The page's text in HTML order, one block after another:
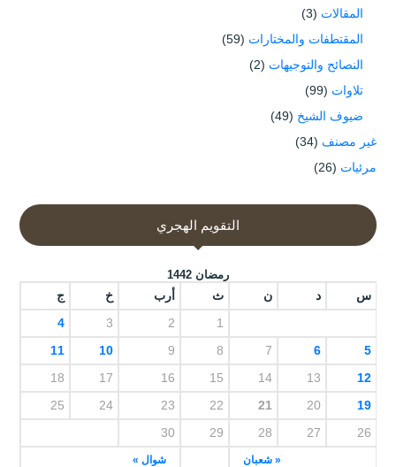
المقالات (3)
المقتطفات والمختارات (59)
النصائح والتوجيهات (2)
تلاوات (99)
ضيوف الشيخ (49)
غير مصنف (34)
مرئيات (26)
التقويم الهجري
رمضان 1442
س د ن ث أرب خ ج
« شعبان شوال »
1
2
3
4
5
6
7
8
9
10
11
12
13
14
15
16
17
18
19
20
21
22
23
24
25
26
27
28
29
30